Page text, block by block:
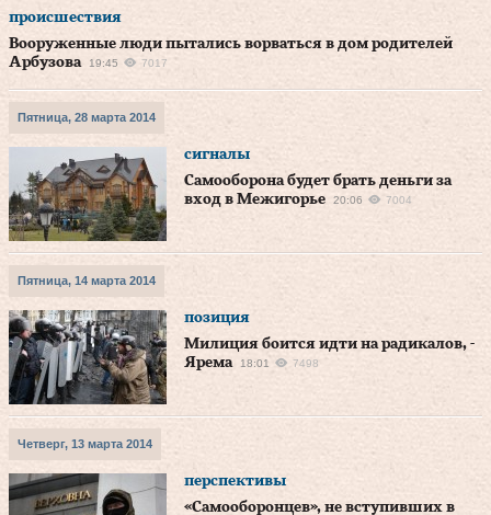
происшествия
Вооруженные люди пытались ворваться в дом родителей
Арбузова
19:45 7017
Пятница, 28 марта 2014
сигналы
Самооборона будет брать деньги за
вход в Межигорье
20:06 7004
Пятница, 14 марта 2014
позиция
Милиция боится идти на радикалов, -
Ярема
18:01 7498
Четверг, 13 марта 2014
перспективы
«Самооборонцев», не вступивших в